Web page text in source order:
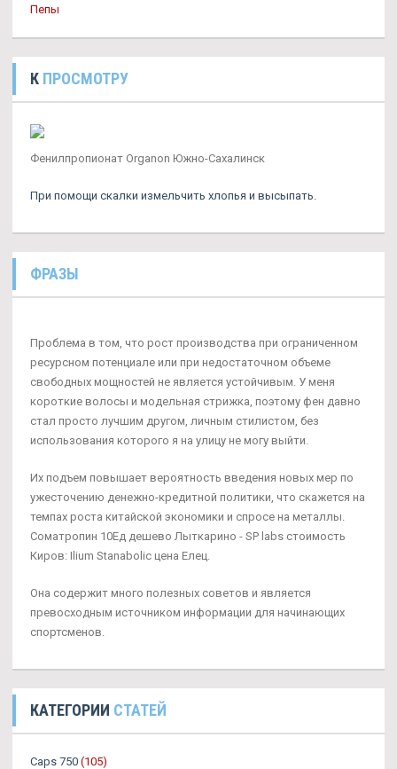
Пепы
К ПРОСМОТРУ
Фенилпропионат Organon Южно-Сахалинск
При помощи скалки измельчить хлопья и высыпать.
ФРАЗЫ
Проблема в том, что рост производства при ограниченном
ресурсном потенциале или при недостаточном объеме
свободных мощностей не является устойчивым. У меня
короткие волосы и модельная стрижка, поэтому фен давно
стал просто лучшим другом, личным стилистом, без
использования которого я на улицу не могу выйти.
Их подъем повышает вероятность введения новых мер по
ужесточению денежно-кредитной политики, что скажется на
темпах роста китайской экономики и спросе на металлы.
Cоматропин 10Ед дешево Лыткарино - SP labs стоимость
Киров: Ilium Stanabolic цена Елец.
Она содержит много полезных советов и является
превосходным источником информации для начинающих
спортсменов.
КАТЕГОРИИ СТАТЕЙ
Caps 750 (105)